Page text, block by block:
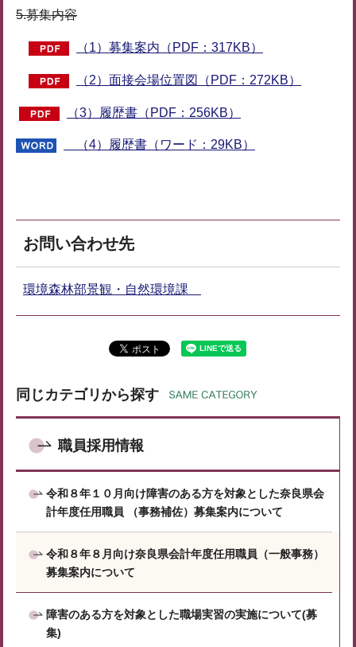
5.募集内容
（1）募集案内（PDF：317KB）
（2）面接会場位置図（PDF：272KB）
（3）履歴書（PDF：256KB）
（4）履歴書（ワード：29KB）
お問い合わせ先
環境森林部景観・自然環境課
同じカテゴリから探す
職員採用情報
令和８年１０月向け障害のある方を対象とした奈良県会
計年度任用職員 （事務補佐）募集案内について
令和８年８月向け奈良県会計年度任用職員（一般事務）
募集案内について
障害のある方を対象とした職場実習の実施について(募
集)